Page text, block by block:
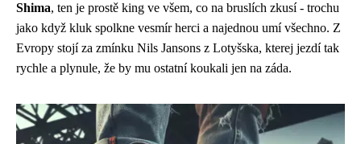
Shima, ten je prostě king ve všem, co na bruslích zkusí - trochu
jako když kluk spolkne vesmír herci a najednou umí všechno. Z
Evropy stojí za zmínku Nils Jansons z Lotyšska, kterej jezdí tak
rychle a plynule, že by mu ostatní koukali jen na záda.